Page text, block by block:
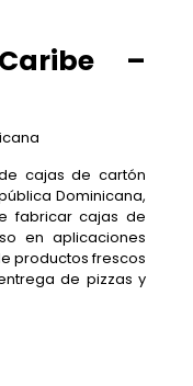
–
cajas de cartón
Dominicana,
fabricar cajas de
en aplicaciones
productos frescos
de pizzas y